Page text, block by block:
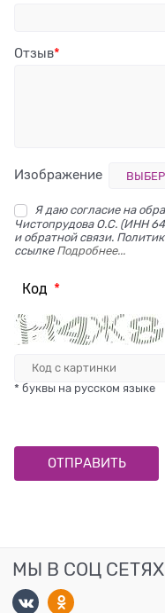
Отзыв
Изображение
Я даю согласие на
Чистопрудова О.С. (ИНН
и обратной связи.
ссылке Подробнее...
Код
* буквы на русском языке
МЫ В СОЦ СЕТЯХ